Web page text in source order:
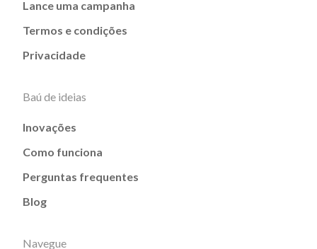
Lance uma campanha
Termos e condições
Privacidade
Baú de ideias
Inovações
Como funciona
Perguntas frequentes
Blog
Navegue